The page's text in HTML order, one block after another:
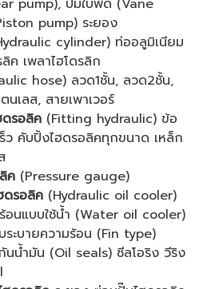
pump), ปั๊มใบพัด (Vane
pump) ระยอง
cylinder) ท่ออลูมิเนียม
ค เพลาไฮโดรลิก
hose) ลวด1ชั้น, ลวด2ชั้น,
เลส, สายเพาเวอร์
รอลิค (Fitting hydraulic) ข้อ
ว คับปิ้งไฮดรอลิคทุกขนาด เหล็ก
ค (Pressure gauge)
ดรอลิค (Hydraulic oil cooler)
นแบบใช้น้ำ (Water oil cooler)
ะบายความร้อน (Fin type)
นน้ำมัน (Oil seals) ซีลโอริง วีริง